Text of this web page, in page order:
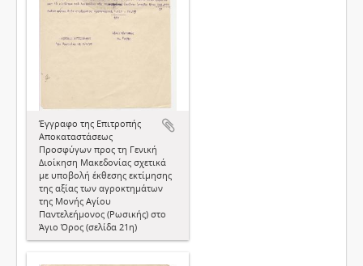
Έγγραφο της Επιτροπής
Αποκαταστάσεως
Προσφύγων προς τη Γενική
Διοίκηση Μακεδονίας σχετικά
με υποβολή έκθεσης εκτίμησης
της αξίας των αγροκτημάτων
της Μονής Αγίου
Παντελεήμονος (Ρωσικής) στο
Άγιο Όρος (σελίδα 21η)